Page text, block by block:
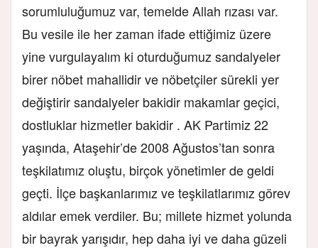
sorumluluğumuz var, temelde Allah rızası var.
Bu vesile ile her zaman ifade ettiğimiz üzere
yine vurgulayalım ki oturduğumuz sandalyeler
birer nöbet mahallidir ve nöbetçiler sürekli yer
değiştirir sandalyeler bakidir makamlar geçici,
dostluklar hizmetler bakidir . AK Partimiz 22
yaşında, Ataşehir’de 2008 Ağustos’tan sonra
teşkilatımız oluştu, birçok yönetimler de geldi
geçti. İlçe başkanlarımız ve teşkilatlarımız görev
aldılar emek verdiler. Bu; millete hizmet yolunda
bir bayrak yarışıdır, hep daha iyi ve daha güzeli